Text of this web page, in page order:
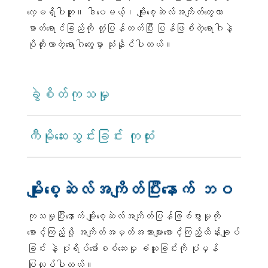
သို့မဟုတ်
အကျိတ်တောင့်
(အပြင်ဘက်အဖုံး)
ဟာ ပျက်စီးသွားတယ်
ကင်ဆာကို တွေ့တယ်
ဝမ်းတွင်းမြှေးခေါင်း
ပေါက်(ဝမ်းဗိုက်ထဲက
ပါဝင်တဲ့
ခန္ဓာကိုယ်ခေါင်း
ကင်ဆာဆဲလ်ကို တွေ့
တယ်။
အဆင့် ၂- အဆင့် ၂ မှာ ကင်ဆာဟာ ဥအိမ်တစ်
ခု သို့မဟုတ် နှစ်ခုစလုံးမှာ တွေ့ပြီး တင်ပဆုံရဲ့
လေ့မရှိပါဘူး။ ဒါပေမယ့်၊ မျိုးစေ့ဆဲလ်အကျိတ်တွေဟာ
ဓာတ်ရောင်ခြည်ကို တုံ့ပြန်တတ်ပြီး ပြန်ဖြစ်တဲ့ရောဂါနဲ့
ပိုတိုးလာတဲ့ရောဂါတွေမှာ သုံးနိုင်ပါတယ်။
ခွဲစိတ်ကုသမှု
ကီမိုဆေးသွင်းခြင်း ကုထုံး
မျိုးစေ့ဆဲလ်အကျိတ်ပြီးနောက် ဘဝ
ကုသမှုပြီးနောက် မျိုးစေ့ဆဲလ်အကျိတ်ပြန်ဖြစ်ပွားမှုကို
စောင့်ကြည့်ဖို့ အကျိတ်အမှတ်အသားများစောင့်ကြည့်ထိန်းချုပ်
ခြင်း နဲ့ ပုံရိပ်ဖော်စစ်ဆေးမှု ခံယူခြင်းကို ပုံမှန်
ပြုလုပ်ပါတယ်။